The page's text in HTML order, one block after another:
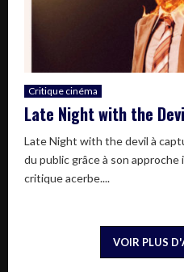
Critique cinéma
Late Night with the
Late Night with the devil à
du public grâce à son
critique acerbe....
VOIR PLUS